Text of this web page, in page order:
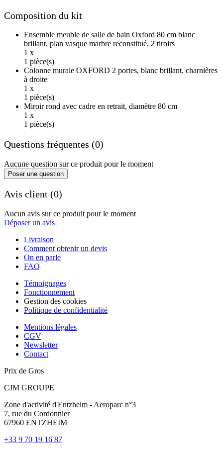
Composition du kit
Ensemble meuble de salle de bain Oxford 80 cm blanc
brillant, plan vasque marbre reconstitué, 2 tiroirs
1 x
1 pièce(s)
Colonne murale OXFORD 2 portes, blanc brillant, charnières
à droite
1 x
1 pièce(s)
Miroir rond avec cadre en retrait, diamètre 80 cm
1 x
1 pièce(s)
Questions fréquentes (0)
Aucune question sur ce produit pour le moment
Poser une question
Avis client (0)
Aucun avis sur ce produit pour le moment
Déposer un avis
Livraison
Comment obtenir un devis
On en parle
FAQ
Témoignages
Fonctionnement
Gestion des cookies
Politique de confidentialité
Mentions légales
CGV
Newsletter
Contact
Prix de Gros
CJM GROUPE
Zone d'activité d'Entzheim - Aeroparc n°3
7, rue du Cordonnier
67960 ENTZHEIM
+33 9 70 19 16 87